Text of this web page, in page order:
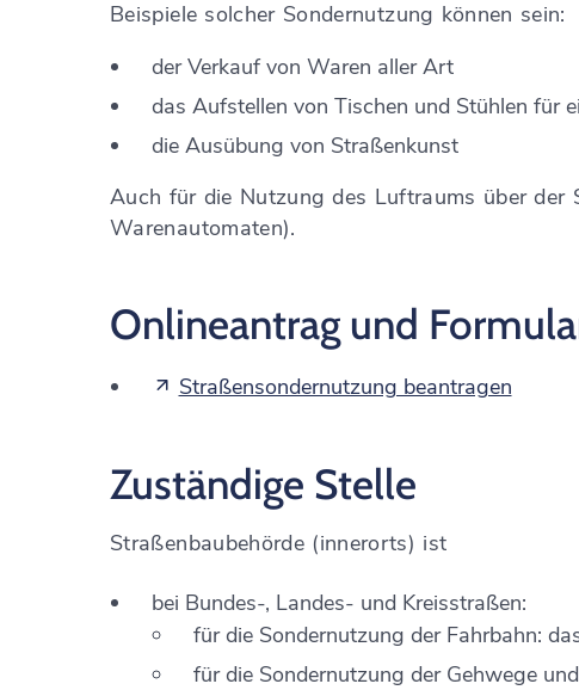
Beispiele solcher Sondernutzung können sein:
der Verkauf von Waren aller Art
das Aufstellen von Tischen und Stühlen für
die Ausübung von Straßenkunst
Auch für die Nutzung des Luftraums über der
Warenautomaten).
Onlineantrag und
Straßensondernutzung beantragen
Zuständige Stelle
Straßenbaubehörde (innerorts) ist
bei Bundes-, Landes- und Kreisstraßen:
für die Sondernutzung der Fahrbahn:
für die Sondernutzung der Gehwege